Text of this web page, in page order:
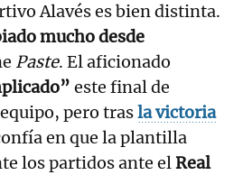
Alavés es bien distinta.
mucho desde
Paste. El aficionado
este final de
pero trasla victoria
en que la plantilla
los partidos ante elReal